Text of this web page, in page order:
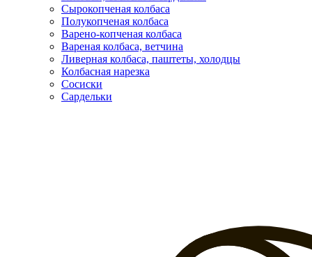
Сырокопченая колбаса
Полукопченая колбаса
Варено-копченая колбаса
Вареная колбаса, ветчина
Ливерная колбаса, паштеты, холодцы
Колбасная нарезка
Сосиски
Сардельки